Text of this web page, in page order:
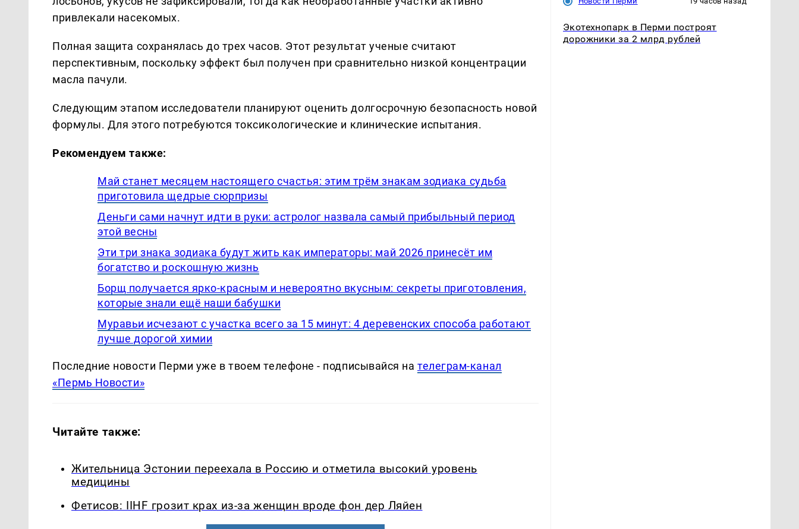
привлекали насекомых.
Полная защита сохранялась до трех часов. Этот результат ученые считают
перспективным, поскольку эффект был получен при сравнительно низкой концентрации
масла пачули.
Следующим этапом исследователи планируют оценить долгосрочную безопасность новой
формулы. Для этого потребуются токсикологические и клинические испытания.
Рекомендуем также:
Май станет месяцем настоящего счастья: этим трём знакам зодиака судьба
приготовила щедрые сюрпризы
Деньги сами начнут идти в руки: астролог назвала самый прибыльный период
этой весны
Эти три знака зодиака будут жить как императоры: май 2026 принесёт им
богатство и роскошную жизнь
Борщ получается ярко-красным и невероятно вкусным: секреты приготовления,
которые знали ещё наши бабушки
Муравьи исчезают с участка всего за 15 минут: 4 деревенских способа работают
лучше дорогой химии
Последние новости Перми уже в твоем телефоне - подписывайся нателеграм-канал
«Пермь Новости»
Читайте также:
Жительница Эстонии переехала в Россию и отметила высокий уровень
медицины
Фетисов: IIHF грозит крах из-за женщин вроде фон дер Ляйен
Экотехнопарк в Перми построят
дорожники за 2 млрд рублей